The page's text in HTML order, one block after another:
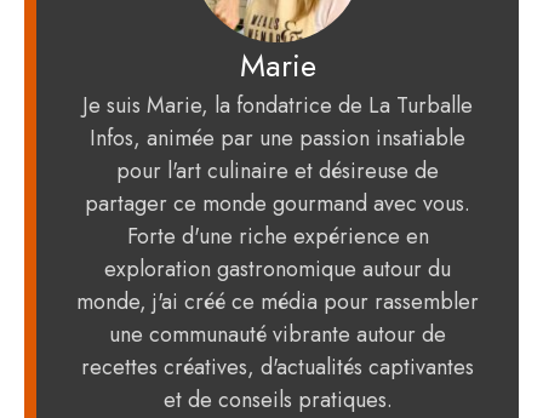
Marie
Je suis Marie, la fondatrice de La Turballe
Infos, animée par une passion insatiable
pour l'art culinaire et désireuse de
partager ce monde gourmand avec vous.
Forte d'une riche expérience en
exploration gastronomique autour du
monde, j'ai créé ce média pour rassembler
une communauté vibrante autour de
recettes créatives, d'actualités captivantes
et de conseils pratiques.